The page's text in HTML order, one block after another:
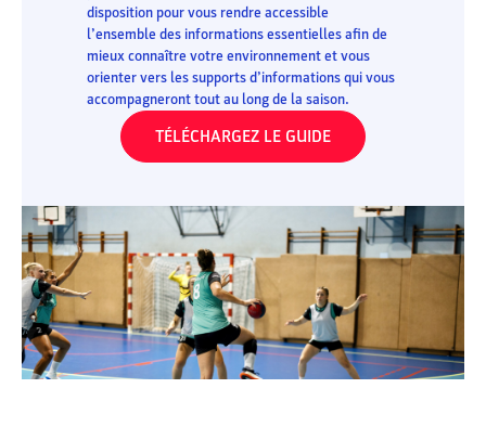
disposition pour vous rendre accessible
l’ensemble des informations essentielles afin de
mieux connaître votre environnement et vous
orienter vers les supports d’informations qui vous
accompagneront tout au long de la saison.
TÉLÉCHARGEZ LE GUIDE